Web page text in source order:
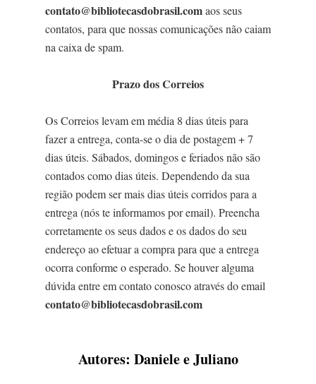
contato@bibliotecasdobrasil.comaos seus
contatos, para que nossas comunicações não caiam
na caixa de spam.
Prazo dos Correios
Os Correios levam em média 8 dias úteis para
fazer a entrega, conta-se o dia de postagem + 7
dias úteis. Sábados, domingos e feriados não são
contados como dias úteis. Dependendo da sua
região podem ser mais dias úteis corridos para a
entrega (nós te informamos por email). Preencha
corretamente os seus dados e os dados do seu
endereço ao efetuar a compra para que a entrega
ocorra conforme o esperado. Se houver alguma
dúvida entre em contato conosco através do email
contato@bibliotecasdobrasil.com
Autores: Daniele e Juliano